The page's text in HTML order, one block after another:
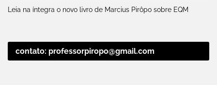
Leia na íntegra o novo livro de Marcius Pirôpo sobre EQM
contato: professorpiropo@gmail.com